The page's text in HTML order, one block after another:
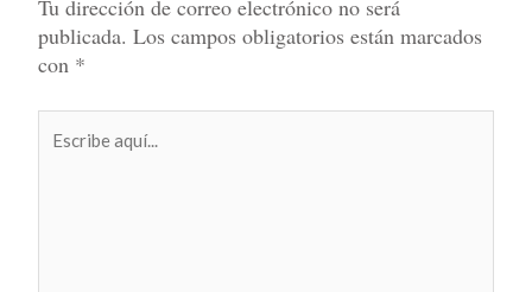
Tu dirección de correo electrónico no será
publicada. Los campos obligatorios están marcados
con *
aquí...